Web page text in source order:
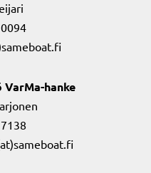
hanke